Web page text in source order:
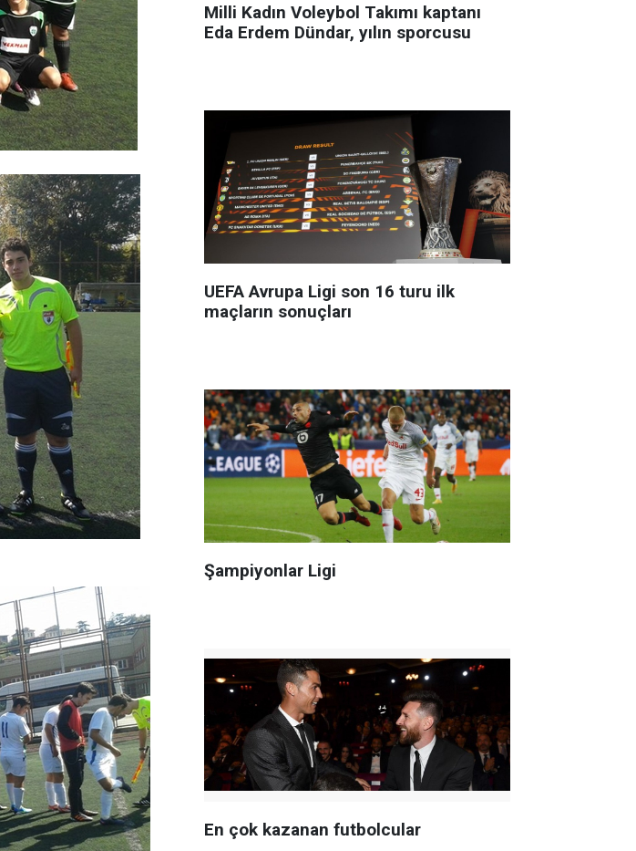
Milli Kadın Voleybol Takımı kaptanı
Eda Erdem Dündar, yılın sporcusu
UEFA Avrupa Ligi son 16 turu ilk
maçların sonuçları
Şampiyonlar Ligi
En çok kazanan futbolcular